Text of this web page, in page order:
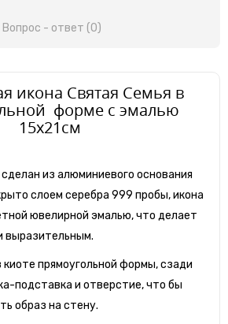
Вопрос - ответ (0)
икона Святая Семья в
форме с эмалью
15х21см
из алюминиевого основания
слоем серебра 999 пробы,икона
ювелирной эмалью, что делает
выразительным.
киоте прямоугольной формы, сзади
подставка и отверстие, что бы
образ на стену.